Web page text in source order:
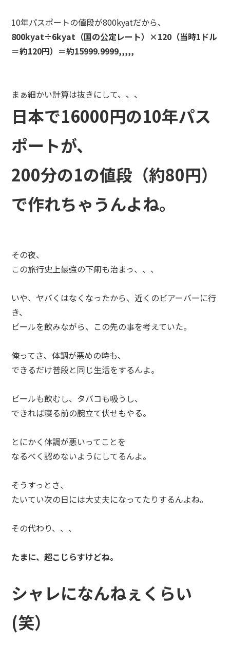
10年パスポートの値段が800kyatだから、
800kyat÷6kyat（国の公定レート）×120（当時1ドル
＝約120円）＝約15999.9999,,,,,
まぁ細かい計算は抜きにして、、、
日本で16000円の10年パス
ポートが、
200分の1の値段（約80円）
で作れちゃうんよね。
その夜、
この旅行史上最強の下痢も治まっ、、、
いや、ヤバくはなくなったから、近くのビアーバーに行
き、
ビールを飲みながら、この先の事を考えていた。
俺ってさ、体調が悪めの時も、
できるだけ普段と同じ生活をするんよ。
ビールも飲むし、タバコも吸うし、
できれば寝る前の腕立て伏せもやる。
とにかく体調が悪いってことを
なるべく認めないようにしてるんよ。
そうすっとさ、
たいてい次の日には大丈夫になってたりするんよね。
その代わり、、、
たまに、超こじらすけどね。
シャレになんねぇくらい
(笑）